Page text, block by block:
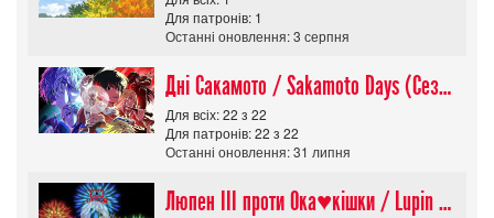
Для патронів: 1
Останні оновлення: 3 серпня
Дні Сакамото / Sakamoto Days (Сезон 1)
Для всіх: 22 з 22
Для патронів: 22 з 22
Останні оновлення: 31 липня
Люпен ІІІ проти Ока♥кішки / Lupin III vs Cats Eye Movie